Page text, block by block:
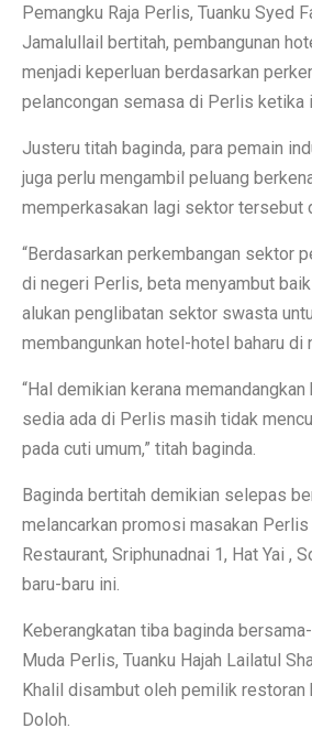
Pemangku Raja Perlis, Tuanku Syed
Jamalullail bertitah, pembangunan
menjadi keperluan berdasarkan
pelancongan semasa di Perlis ketika
Justeru titah baginda, para pemain
juga perlu mengambil peluang
memperkasakan lagi sektor tersebut
“Berdasarkan perkembangan sektor
di negeri Perlis, beta menyambut
alukan penglibatan sektor swasta
membangunkan hotel-hotel baharu di
“Hal demikian kerana
sedia ada di Perlis masih tidak
pada cuti umum,” titah baginda.
Baginda bertitah demikian selepas
melancarkan promosi masakan Perlis
Restaurant, Sriphunadnai 1, Hat Yai ,
baru-baru ini.
Keberangkatan tiba baginda
Muda Perlis, Tuanku Hajah Lailatul
Khalil disambut oleh pemilik restoran
Doloh.